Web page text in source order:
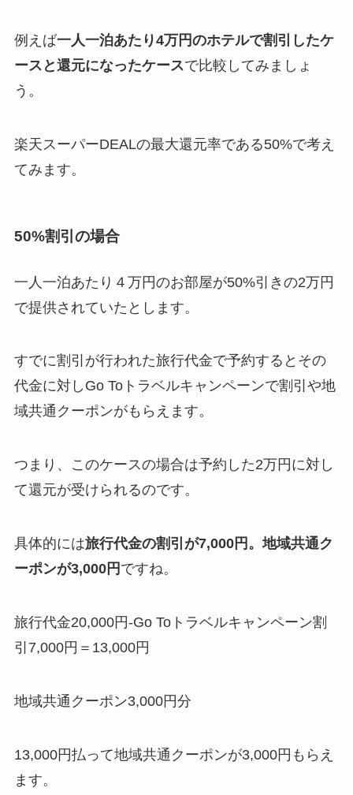
例えば一人一泊あたり4万円のホテルで割引したケ
ースと還元になったケースで比較してみましょ
う。
楽天スーパーDEALの最大還元率である50%で考え
てみます。
50%割引の場合
一人一泊あたり４万円のお部屋が50%引きの2万円
で提供されていたとします。
すでに割引が行われた旅行代金で予約するとその
代金に対しGo Toトラベルキャンペーンで割引や地
域共通クーポンがもらえます。
つまり、このケースの場合は予約した2万円に対し
て還元が受けられるのです。
具体的には旅行代金の割引が7,000円。地域共通ク
ーポンが3,000円 ですね。
旅行代金20,000円-Go Toトラベルキャンペーン割
引7,000円＝13,000円
地域共通クーポン3,000円分
13,000円払って地域共通クーポンが3,000円もらえ
ます。